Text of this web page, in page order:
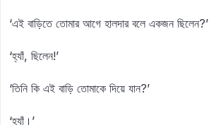
‘এই বাড়িতে তোমার আগে হালদার বলে একজন ছিলেন?’
‘হ্যাঁ, ছিলেন!’
‘তিনি কি এই বাড়ি তোমাকে দিয়ে যান?’
‘হ্যাঁ।’